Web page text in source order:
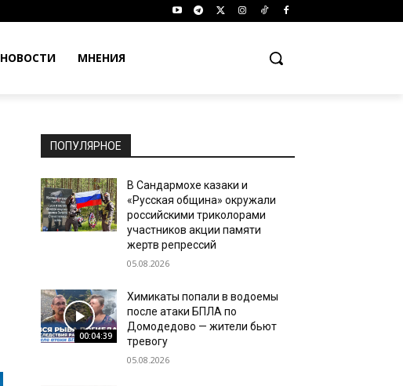
НОВОСТИ МНЕНИЯ
ПОПУЛЯРНОЕ
В Сандармохе казаки и
«Русская община» окружали
российскими триколорами
участников акции памяти
жертв репрессий
05.08.2026
00:04:39
Химикаты попали в водоемы
после атаки БПЛА по
Домодедово — жители бьют
тревогу
05.08.2026